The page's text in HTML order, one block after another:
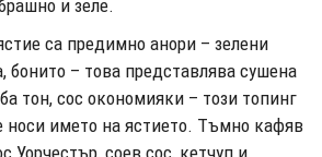
и зеле.
са предимно анори – зелени
бонито – това представлява сушена
тон, сос окономияки – този топинг
носи името на ястието. Тъмно кафяв
Уорчестър, соев сос, кетчуп и